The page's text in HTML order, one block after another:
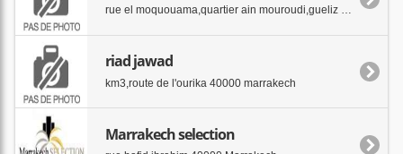
rue el moquouama,quartier ain mouroudi,gueliz 40000 marrakech
riad jawad
km3,route de l'ourika 40000 marrakech
Marrakech selection